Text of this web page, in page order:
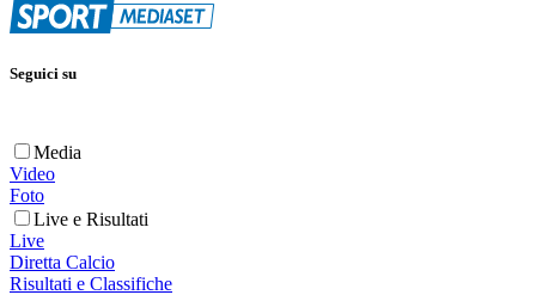
Seguici su
Media
Video
Foto
Live e Risultati
Live
Diretta Calcio
Risultati e Classifiche